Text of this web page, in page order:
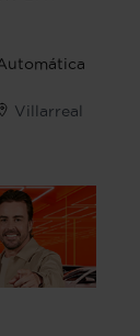
Villarreal